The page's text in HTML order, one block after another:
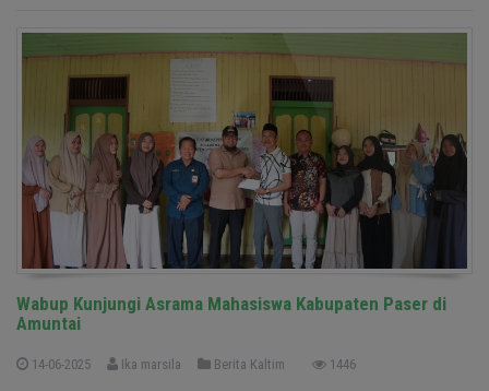
Wabup Kunjungi Asrama Mahasiswa Kabupaten Paser di
Amuntai
14-06-2025 Ika marsila Berita Kaltim 1446